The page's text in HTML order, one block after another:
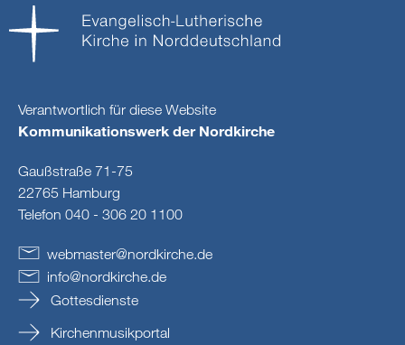
Verantwortlich für diese Website
Kommunikationswerk der Nordkirche
Gaußstraße 71-75
22765 Hamburg
Telefon 040 - 306 20 1100
webmaster@nordkirche de
info@nordkirche.de
Gottesdienste
Kirchenmusikportal